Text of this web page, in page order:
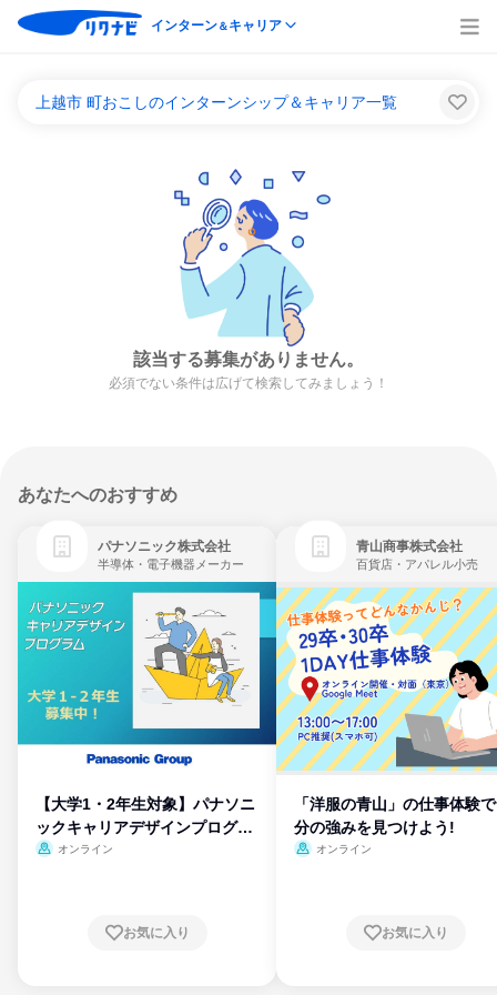
インターン＆キャリア
上越市 町おこしのインターンシップ＆キャリア一覧
該当する募集がありません。
必須でない条件は広げて検索してみましょう！
あなたへのおすすめ
パナソニック株式会社
半導体・電子機器メーカー
【大学1・2年生対象】パナソニ
ックキャリアデザインプログラ
ム
オンライン
お気に入り
青山商事株式会社
百貨店・アパレル小売
「洋服の青山」の仕事体験
分の強みを見つけよう!
オンライン
お気に入り